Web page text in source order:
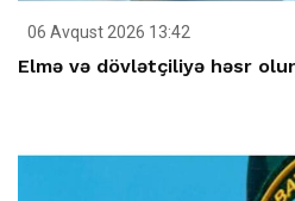
06 Avqust 2026 13:42
Elmə və dövlətçiliyə həsr